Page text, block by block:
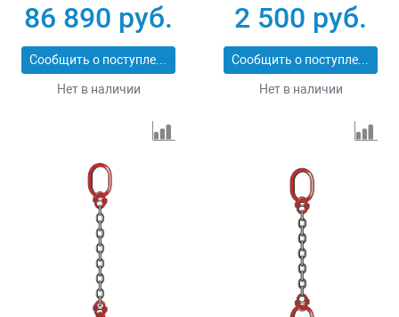
86 890 руб.
Сообщить о поступлении
Нет в наличии
2 500 руб.
Сообщить о поступлении
Нет в наличии